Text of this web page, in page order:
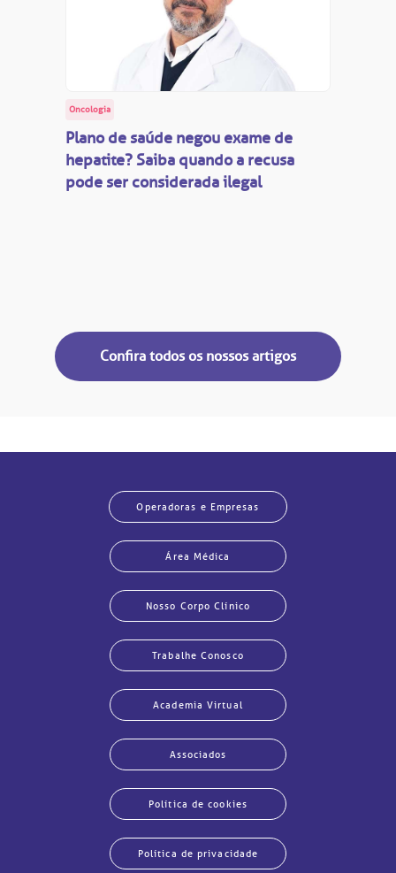
Oncologia
Plano de saúde negou exame de
hepatite? Saiba quando a recusa
pode ser considerada ilegal
Confira todos os nossos artigos
Operadoras e Empresas
Área Médica
Nosso Corpo Clínico
Trabalhe Conosco
Academia Virtual
Associados
Política de cookies
Política de privacidade